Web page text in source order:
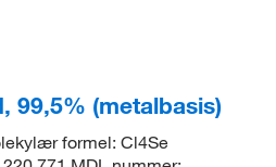
99,5% (metalbasis)
formel: Cl4Se